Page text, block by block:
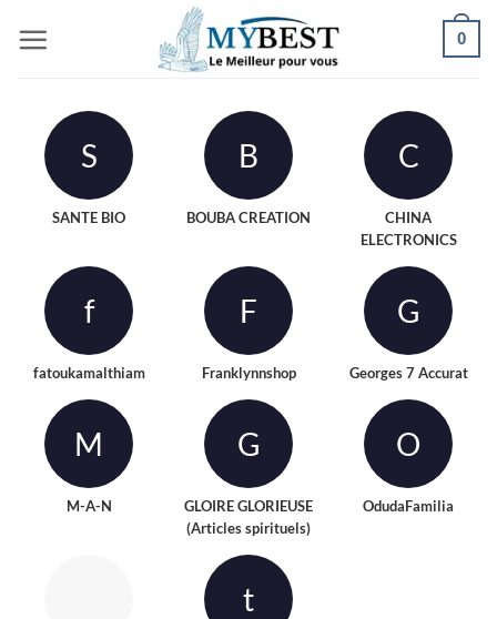
au
0
S
SANTE BIO
B
BOUBA CREATION
C
CHINA
ELECTRONICS
f
fatoukamalthiam
F
Franklynnshop
G
Georges 7 Accurat
M
M-A-N
G
GLOIRE GLORIEUSE
(Articles spirituels)
O
OdudaFamilia
t